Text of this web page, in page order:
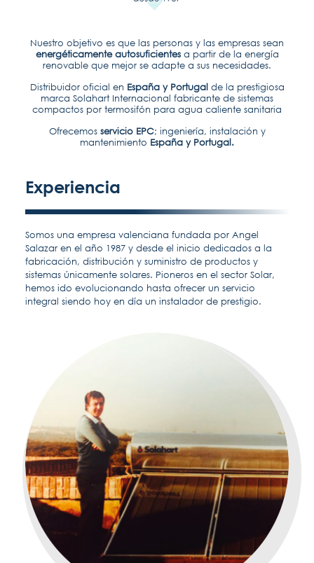
Nuestro objetivo es que las personas y las empresas sean
energéticamente autosuficientesa partir de la energía
renovable que mejor se adapte a sus necesidades.
Distribuidor oficial en España y Portugalde la prestigiosa
marca Solahart Internacional fabricante de sistemas
compactos por termosifón para agua caliente sanitaria
Ofrecemos servicio EPC; ingeniería, instalación y
mantenimiento España y Portugal.
Experiencia
Somos una empresa valenciana fundada por Angel
Salazar en el año 1987 y desde el inicio dedicados a la
fabricación, distribución y suministro de productos y
sistemas únicamente solares. Pioneros en el sector Solar,
hemos ido evolucionando hasta ofrecer un servicio
integral siendo hoy en día un instalador de prestigio.